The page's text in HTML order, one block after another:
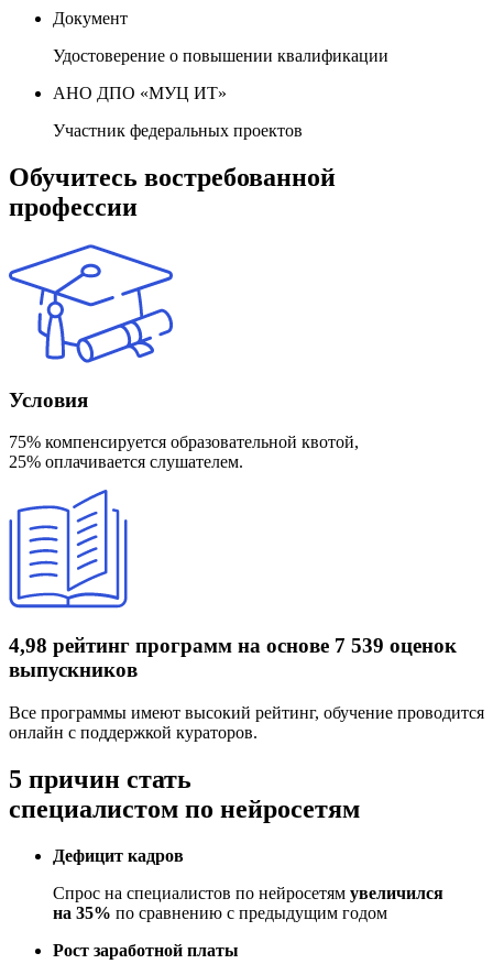
Документ
Удостоверение о повышении квалификации
АНО ДПО «МУЦ ИТ»
Участник федеральных проектов
Обучитесь востребованной
профессии
Условия
75% компенсируется образовательной квотой,
25% оплачивается слушателем.
4,98 рейтинг программ на основе 7 539 оценок
выпускников
Все программы имеют высокий рейтинг, обучение проводится
онлайн с поддержкой кураторов.
5 причин стать
специалистом по нейросетям
Дефицит кадров
Спрос на специалистов по нейросетям увеличился
на 35% по сравнению с предыдущим годом
Рост заработной платы